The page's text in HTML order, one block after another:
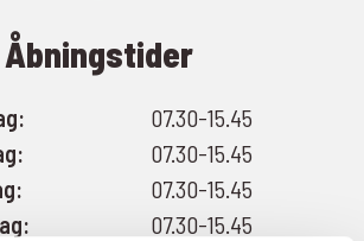
Åbningstider
07.30-15.45
07.30-15.45
07.30-15.45
07.30-15.45